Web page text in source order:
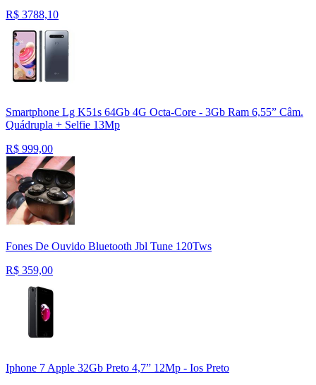
R$ 3788,10
Smartphone Lg K51s 64Gb 4G Octa-Core - 3Gb Ram 6,55” Câm.
Quádrupla + Selfie 13Mp
R$ 999,00
Fones De Ouvido Bluetooth Jbl Tune 120Tws
R$ 359,00
Iphone 7 Apple 32Gb Preto 4,7” 12Mp - Ios Preto